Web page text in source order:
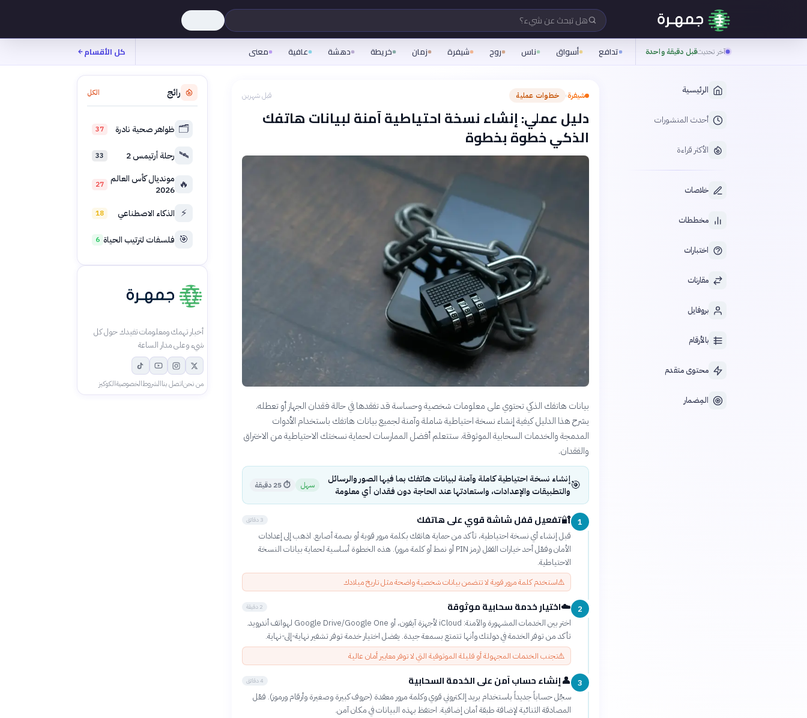
هل تبحث عن شيء؟
آخر تحديثقبل دقيقة واحدة تدافع أسواق ناس روح شيفرة زمان خريطة دهشة عافية معنى كل الأقسام
الرئيسية
أحدث المنشورات
الأكثر قراءة
خلاصات
مخططات
اختبارات
مقارنات
بروفايل
بالأرقام
محتوى متقدم
المِضمار
شيفرة› خطوات عملية قبل شهرين
دليل عملي: إنشاء نسخة احتياطية آمنة لبيانات هاتفك
الذكي خطوة بخطوة
بيانات هاتفك الذكي تحتوي على معلومات شخصية وحساسة قد تفقدها في حالة فقدان الجهاز أو تعطله.
يشرح هذا الدليل كيفية إنشاء نسخة احتياطية شاملة وآمنة لجميع بيانات هاتفك باستخدام الأدوات
المدمجة والخدمات السحابية الموثوقة. ستتعلم أفضل الممارسات لحماية نسختك الاحتياطية من الاختراق
والفقدان.
🎯إنشاء نسخة احتياطية كاملة وآمنة لبيانات هاتفك بما فيها الصور والرسائل
والتطبيقات والإعدادات، واستعادتها عند الحاجة دون فقدان أي معلومة
سهل ⏱25 دقيقة
1
🔐تفعيل قفل شاشة قوي على هاتفك 3 دقائق
قبل إنشاء أي نسخة احتياطية، تأكد من حماية هاتفك بكلمة مرور قوية أو بصمة أصابع. اذهب إلى إعدادات
الأمان وفعّل أحد خيارات القفل (رمز PIN أو نمط أو كلمة مرور). هذه الخطوة أساسية لحماية بيانات النسخة
الاحتياطية.
⚠️استخدم كلمة مرور قوية لا تتضمن بيانات شخصية واضحة مثل تاريخ ميلادك
2
☁️اختيار خدمة سحابية موثوقة 2 دقيقة
اختر بين الخدمات المشهورة والآمنة: iCloud لأجهزة آيفون، أو Google Drive/Google One لهواتف أندرويد.
تأكد من توفر الخدمة في دولتك وأنها تتمتع بسمعة جيدة. يفضل اختيار خدمة توفر تشفير نهاية-إلى-نهاية.
⚠️تجنب الخدمات المجهولة أو قليلة الموثوقية التي لا توفر معايير أمان عالية
3
👤إنشاء حساب آمن على الخدمة السحابية 4 دقائق
سجّل حساباً جديداً باستخدام بريد إلكتروني قوي وكلمة مرور معقدة (حروف كبيرة وصغيرة وأرقام ورموز). فعّل
المصادقة الثنائية لإضافة طبقة أمان إضافية. احتفظ بهذه البيانات في مكان آمن.
رائج الكل
🗂️ ظواهر صحية نادرة 37
🛰️ رحلة أرتيمس 2 33
🔥 مونديال كأس العالم
2026
27
⚡ الذكاء الاصطناعي 18
🎯 فلسفات لترتيب الحياة 6
أخبار تهمك ومعلومات تفيدك حول كل
شيء وعلى مدار الساعة
من نحناتصل بناالشروطالخصوصيةالكوكيز